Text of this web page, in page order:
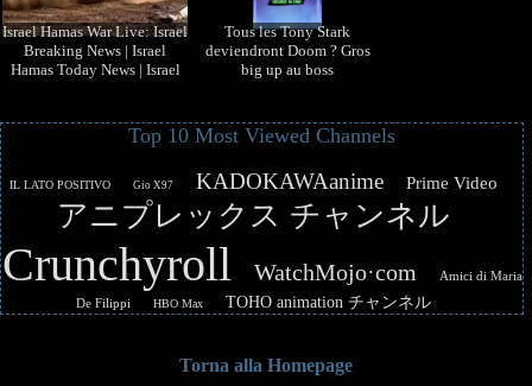
Israel Hamas War Live: Israel
Breaking News | Israel
Hamas Today News | Israel
Tous les Tony Stark
deviendront Doom ? Gros
big up au boss
Top 10 Most Viewed Channels
IL LATO POSITIVO Gio X97 KADOKAWAanime Prime Video
アニプレックス チャンネル
Crunchyroll WatchMojo·com
Amici di Maria
De Filippi
HBO Max TOHO animation チャンネル
Torna alla Homepage